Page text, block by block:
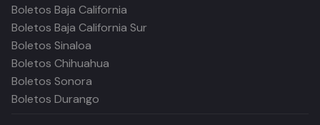
Boletos Baja California
Boletos Baja California Sur
Boletos Sinaloa
Boletos Chihuahua
Boletos Sonora
Boletos Durango